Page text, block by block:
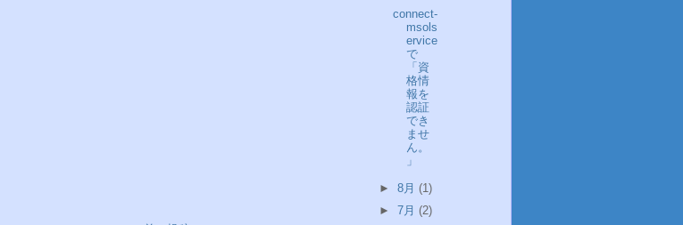
connect-
msols
ervice
で
「資
格情
報を
認証
でき
ませ
ん。
」
► 8月 (1)
► 7月 (2)